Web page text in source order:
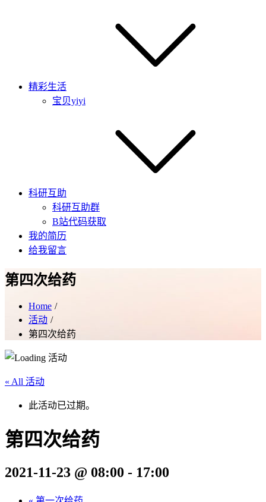
精彩生活
宝贝yiyi
科研互助
科研互助群
B站代码获取
我的简历
给我留言
第四次给药
Home
活动
第四次给药
« All 活动
此活动已过期。
第四次给药
2021-11-23 @ 08:00 - 17:00